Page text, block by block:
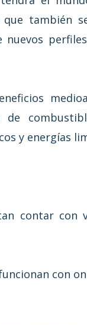
que también
de
y energías
contar con
con